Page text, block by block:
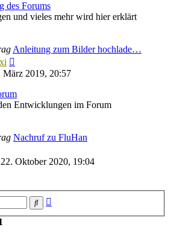
des Forums
und vieles mehr wird hier erklärt
Anleitung zum Bilder hochlade…
Beitrag
2019, 20:57
Entwicklungen im Forum
Nachruf zu FluHan
Oktober 2020, 19:04
Suche